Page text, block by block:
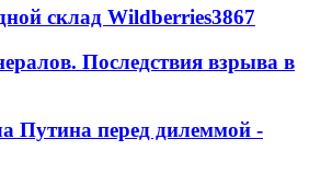
склад Wildberries3867
Последствия взрыва в
Путина перед дилеммой -